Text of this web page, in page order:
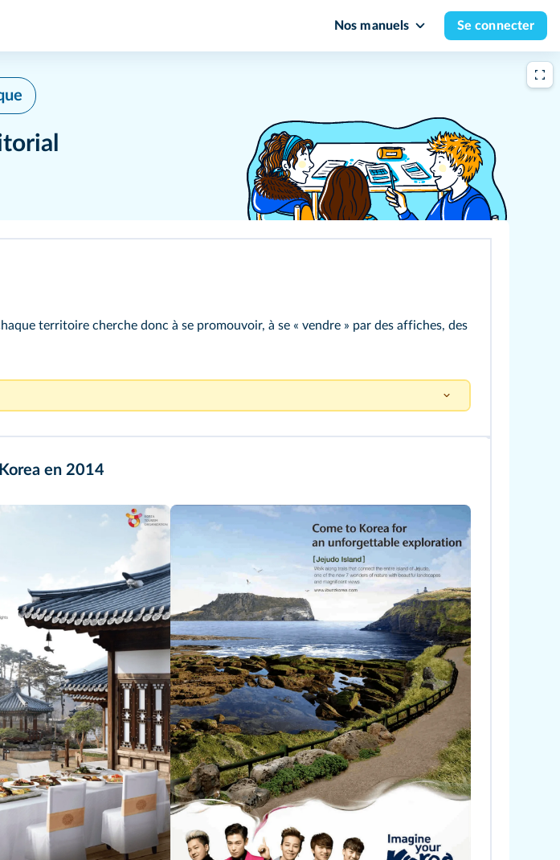
Nos manuels Se connecter
territoire cherche donc à se promouvoir, à se « vendre » par des affiches, des
en 2014